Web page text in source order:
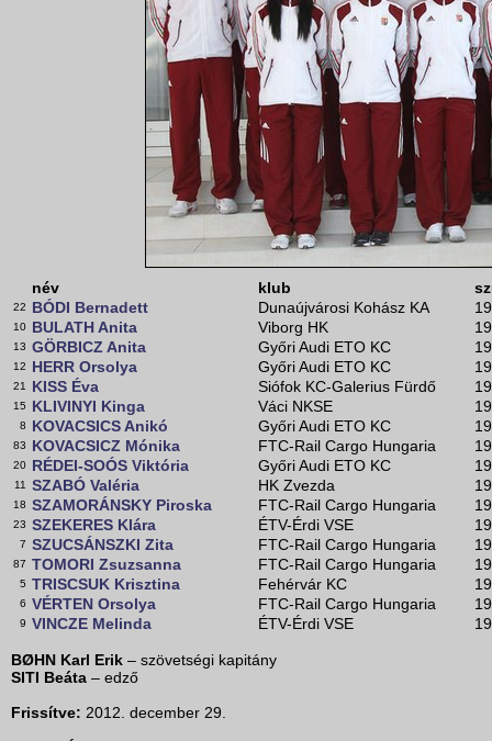
név klub
22 BÓDI Bernadett Dunaújvárosi Kohász KA
10 BULATH Anita Viborg HK
13 GÖRBICZ Anita Győri Audi ETO KC
12 HERR Orsolya Győri Audi ETO KC
21 KISS Éva Siófok KC-Galerius Fürdő
15 KLIVINYI Kinga Váci NKSE
8 KOVACSICS Anikó Győri Audi ETO KC
83 KOVACSICZ Mónika FTC-Rail Cargo Hungaria
20 RÉDEI-SOÓS Viktória Győri Audi ETO KC
11 SZABÓ Valéria HK Zvezda
18 SZAMORÁNSKY Piroska FTC-Rail Cargo Hungaria
23 SZEKERES Klára ÉTV-Érdi VSE
7 SZUCSÁNSZKI Zita FTC-Rail Cargo Hungaria
87 TOMORI Zsuzsanna FTC-Rail Cargo Hungaria
5 TRISCSUK Krisztina Fehérvár KC
6 VÉRTEN Orsolya FTC-Rail Cargo Hungaria
9 VINCZE Melinda ÉTV-Érdi VSE
BØHN Karl Erik – szövetségi kapitány
SITI Beáta – edző
Frissítve: 2012. december 29.